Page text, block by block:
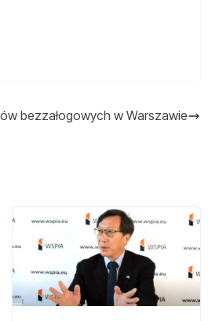
bezzałogowych w Warszawie